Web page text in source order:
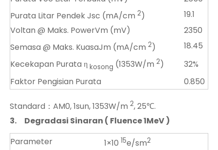
Purata Litar Pendek Jsc (mA/cm 2)
19.1
Voltan @ Maks. PowerVm (mV)
2350
Semasa @ Maks. KuasaJm (mA/cm 2)
18.45
Kecekapan Purata η kosong (1353W/m 2)
32%
Faktor Pengisian Purata
0.850
Standard：AM0, 1sun, 1353W/m 2, 25℃.
3.
Degradasi Sinaran ( Fluence 1MeV )
Parameter
1×10 15e/sm2